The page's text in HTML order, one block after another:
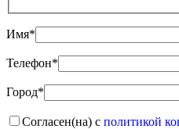
Имя*
Телефон*
Город*
Согласен(на) с политикой